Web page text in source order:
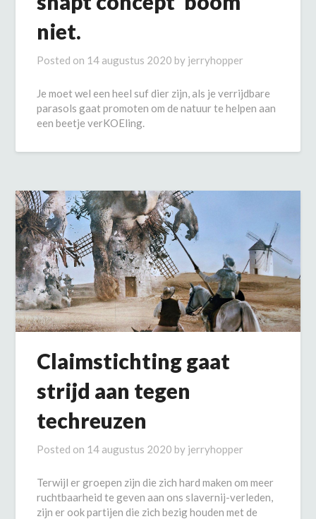
niet.
Posted on 14 augustus 2020 by jerryhopper
Je moet wel een heel suf dier zijn, als je verrijdbare
parasols gaat promoten om de natuur te helpen aan
een beetje verKOEling.
Claimstichting gaat
strijd aan tegen
techreuzen
Posted on 14 augustus 2020 by jerryhopper
Terwijl er groepen zijn die zich hard maken om meer
ruchtbaarheid te geven aan ons slavernij-verleden,
zijn er ook partijen die zich bezig houden met de